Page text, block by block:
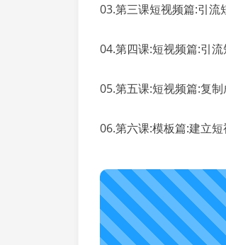
03.第三课短视频篇:引
04.第四课:短视频篇:引
05.第五课:短视频篇:复
06.第六课:模板篇:建立